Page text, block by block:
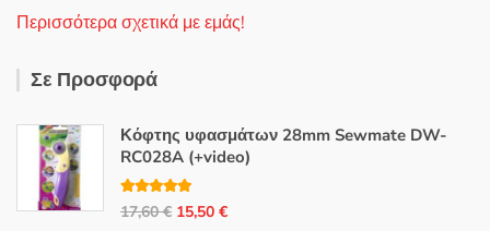
Περισσότερα σχετικά με εμάς!
Σε Προσφορά
Κόφτης υφασμάτων 28mm Sewmate DW-
RC028A (+video)
Βαθμολογή
θηκε με5.00
17,60€ Original
15,50 €Η